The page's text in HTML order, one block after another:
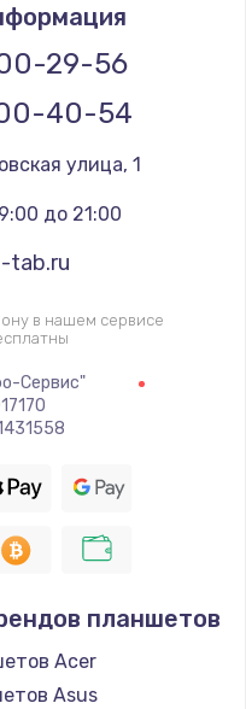
питания
29-56
40-54
улица, 1
до 21:00
tab.ru
в нашем сервисе
Сервис"
планшетов
Acer
Asus